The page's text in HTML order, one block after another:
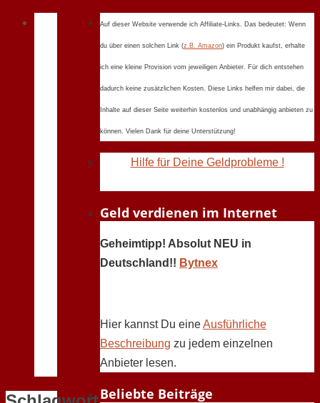
Auf dieser Website verwende ich Affiliate-Links. Das bedeutet: Wenn
du über einen solchen Link (z.B. Amazon) ein Produkt kaufst, erhalte
ich eine kleine Provision vom jeweiligen Anbieter. Für dich entstehen
dadurch keine zusätzlichen Kosten. Diese Links helfen mir dabei, die
Inhalte auf dieser Seite weiterhin kostenlos und unabhängig anbieten zu
können. Vielen Dank für deine Unterstützung!
Hilfe für Deine Geldprobleme !
Geld verdienen im Internet
Geheimtipp! Absolut NEU in
Deutschland!! Bytnex
Hier kannst Du eineAusführliche
Beschreibung zu jedem einzelnen
Anbieter lesen.
Beliebte Beiträge